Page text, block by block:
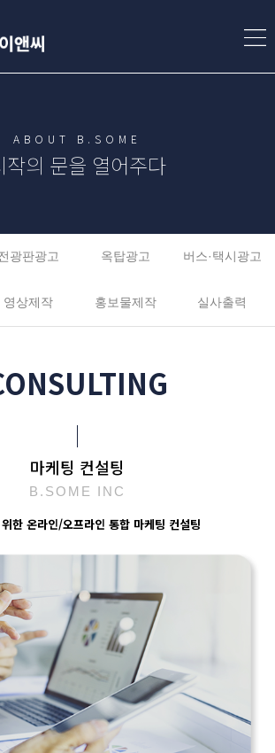
ABOUT B.SOME
작의 문을 열어주다
광판광고 옥탑광고 버스·택시광고
영상제작 홍보물제작 실사출력
마케팅 컨설팅
B.SOME INC
한 온라인/오프라인 통합 마케팅 컨설팅